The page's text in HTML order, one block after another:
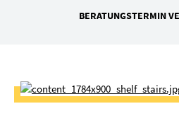
BERATUNGSTERMIN